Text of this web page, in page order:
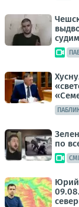
по
Юрий